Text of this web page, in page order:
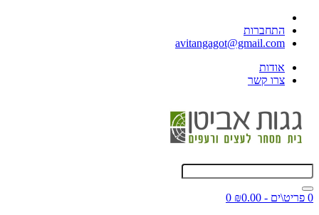
התחברות
avitangagot@gmail.com
אודות
צרו קשר
0 פריט\ים - ₪0.00
0